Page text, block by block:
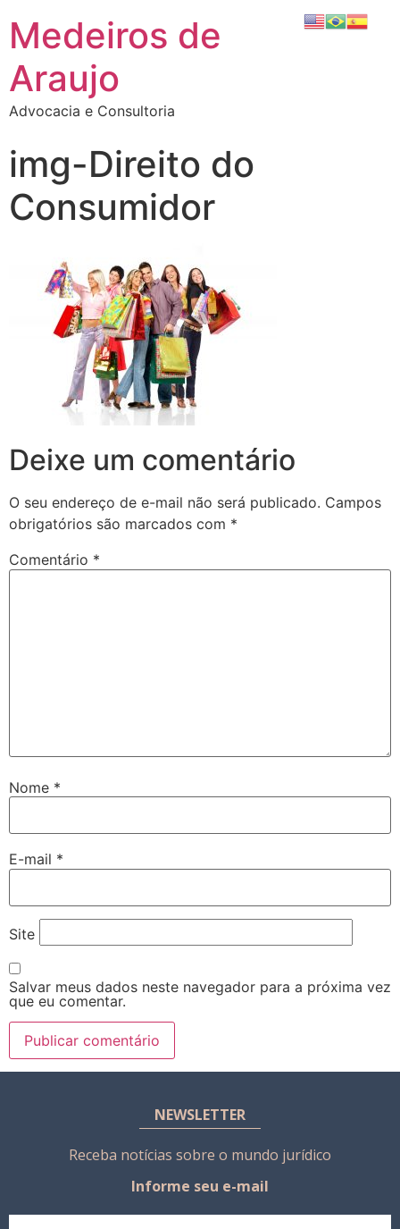
Medeiros de
Araujo
Advocacia e Consultoria
img-Direito do
Consumidor
Deixe um comentário
O seu endereço de e-mail não será publicado. Campos
obrigatórios são marcados com *
Comentário *
Nome *
E-mail *
Site
Salvar meus dados neste navegador para a próxima vez
que eu comentar.
NEWSLETTER
Receba notícias sobre o mundo jurídico
Informe seu e-mail